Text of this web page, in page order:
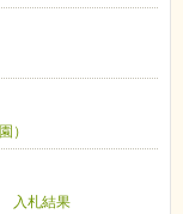
）
入札結果